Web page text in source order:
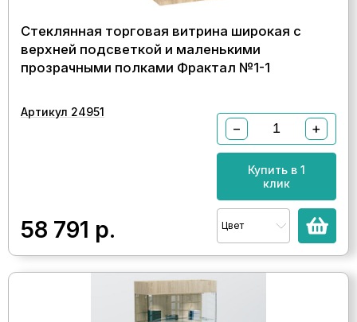
Стеклянная торговая витрина широкая с
верхней подсветкой и маленькими
прозрачными полками Фрактал №1-1
Артикул 24951
58 791 р.
− +
Купить в 1
клик
Цвет